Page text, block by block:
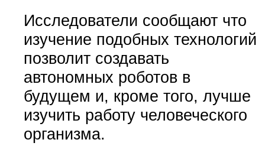
Исследователи сообщают что
изучение подобных технологий
позволит создавать
автономных роботов в
будущем и, кроме того, лучше
изучить работу человеческого
организма.